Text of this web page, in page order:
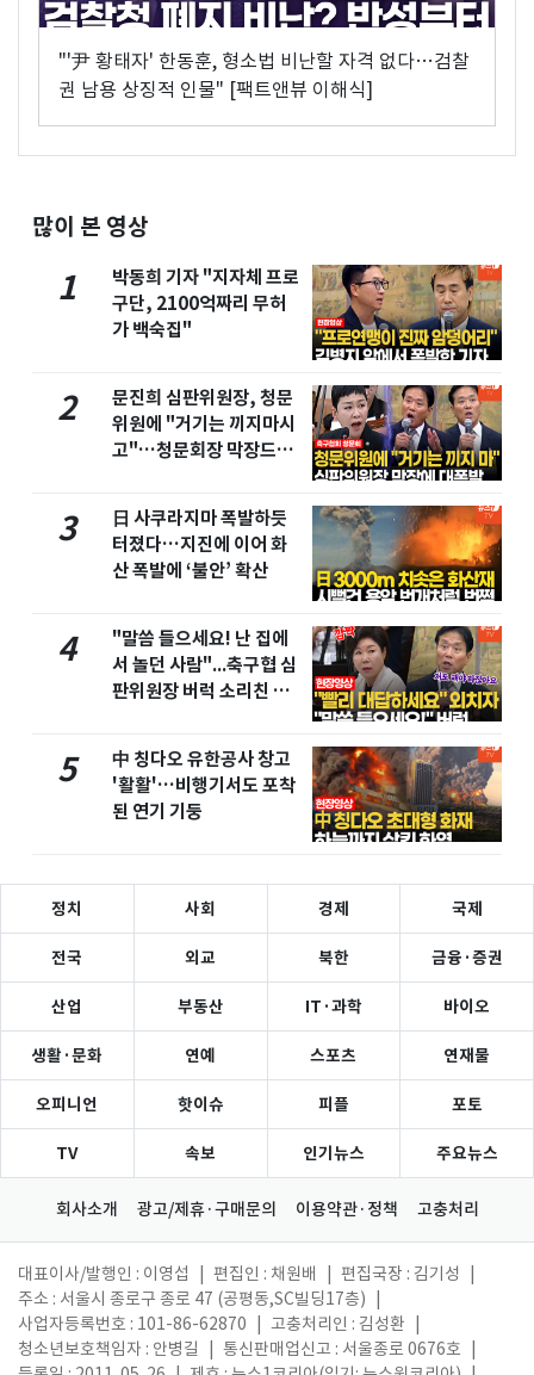
"'尹 황태자' 한동훈, 형소법 비난할 자격 없다…검찰
권 남용 상징적 인물" [팩트앤뷰 이해식]
많이 본 영상
1
박동희 기자 "지자체 프로
구단, 2100억짜리 무허
가 백숙집"
2
문진희 심판위원장, 청문
위원에 "거기는 끼지마시
고"…청문회장 막장드라
3
日 사쿠라지마 폭발하듯
터졌다…지진에 이어 화
산 폭발에 ‘불안’ 확산
4
"말씀 들으세요! 난 집에
서 놀던 사람"...축구협 심
판위원장 버럭 소리친 이
5
中 칭다오 유한공사 창고
'활활'…비행기서도 포착
된 연기 기둥
정치 사회 경제 국제
전국 외교 북한 금융·증권
산업 부동산 IT·과학 바이오
생활·문화 연예 스포츠 연재물
오피니언 핫이슈 피플 포토
TV 속보 인기뉴스 주요뉴스
회사소개 광고/제휴·구매문의 이용약관·정책 고충처리
대표이사/발행인 : 이영섭 편집인 : 채원배 편집국장 : 김기성
주소 : 서울시 종로구 종로 47 (공평동,SC빌딩17층)
사업자등록번호 : 101-86-62870
고충처리인 : 김성환
청소년보호책임자 : 안병길
통신판매업신고 : 서울종로 0676호